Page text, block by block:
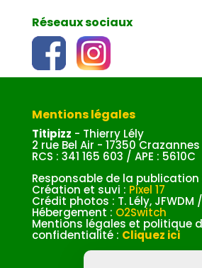
Réseaux sociaux
Mentions légales
Titipizz - Thierry Lély
2 rue Bel Air - 17350 Crazannes
RCS : 341 165 603 / APE : 5610C
Responsable de la publication
Création et suvi : Pixel 17
Crédit photos : T. Lély, JFWDM /
Hébergement : O2Switch
Mentions légales et politique
confidentialité : Cliquez ici